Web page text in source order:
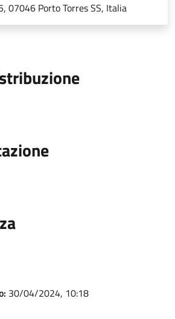
07046 Porto Torres SS, Italia
30/04/2024, 10:18